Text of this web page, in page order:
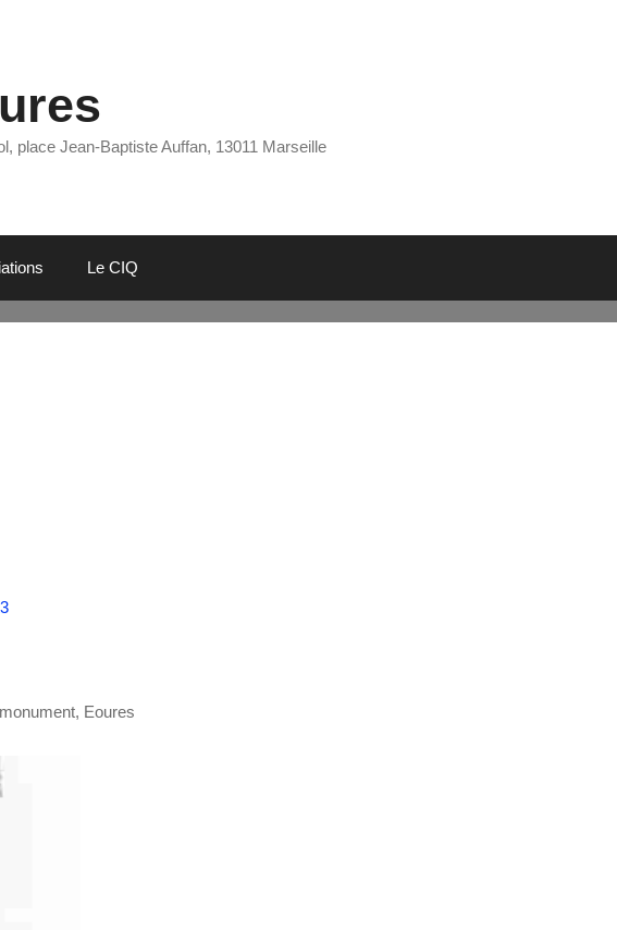
place Jean-Baptiste Auffan, 13011 Marseille
Le CIQ
Eoures